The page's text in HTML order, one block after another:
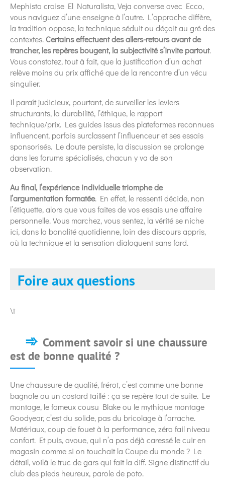
Mephisto croise El Naturalista, Veja converse avec Ecco,
vous naviguez d’une enseigne à l’autre. L’approche diffère,
la tradition oppose, la technique séduit ou déçoit au gré des
contextes. Certains effectuent des allers-retours avant de
trancher, les repères bougent, la subjectivité s’invite partout.
Vous constatez, tout à fait, que la justification d’un achat
relève moins du prix affiché que de la rencontre d’un vécu
singulier.
Il paraît judicieux, pourtant, de surveiller les leviers
structurants, la durabilité, l’éthique, le rapport
technique/prix. Les guides issus des plateformes reconnues
influencent, parfois surclassent l’influenceur et ses essais
sponsorisés. Le doute persiste, la discussion se prolonge
dans les forums spécialisés, chacun y va de son
observation.
Au final, l’expérience individuelle triomphe de
l’argumentation formatée. En effet, le ressenti décide, non
l’étiquette, alors que vous faites de vos essais une affaire
personnelle. Vous marchez, vous sentez, la vérité se niche
ici, dans la banalité quotidienne, loin des discours appris,
où la technique et la sensation dialoguent sans fard.
Foire aux questions
\t
Comment savoir si une chaussure
est de bonne qualité ?
Une chaussure de qualité, frérot, c’est comme une bonne
bagnole ou un costard taillé : ça se repère tout de suite. Le
montage, le fameux cousu Blake ou le mythique montage
Goodyear, c’est du solide, pas du bricolage à l’arrache.
Matériaux, coup de fouet à la performance, zéro fail niveau
confort. Et puis, avoue, qui n’a pas déjà caressé le cuir en
magasin comme si on touchait la Coupe du monde ? Le
détail, voilà le truc de gars qui fait la diff. Signe distinctif du
club des pieds heureux, parole de poto.